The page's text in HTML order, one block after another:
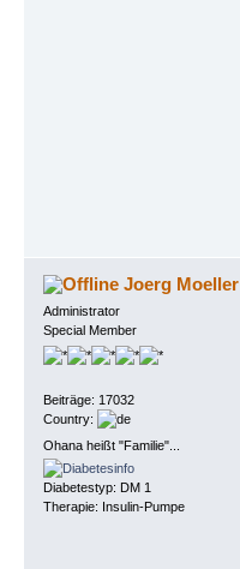
Joerg Moeller
Administrator
Special Member
Beiträge: 17032
Country:
Ohana heißt "Familie"...
Diabetestyp: DM 1
Therapie: Insulin-Pumpe